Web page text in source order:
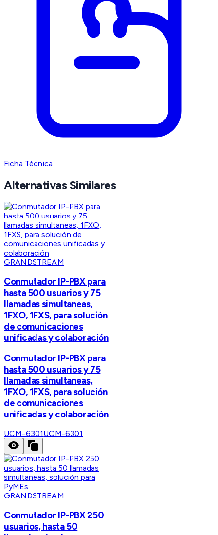
Ficha Técnica
Alternativas Similares
GRANDSTREAM
Conmutador IP-PBX para
hasta 500 usuarios y 75
llamadas simultaneas,
1FXO, 1FXS, para solución
de comunicaciones
unificadas y colaboración
Conmutador IP-PBX para
hasta 500 usuarios y 75
llamadas simultaneas,
1FXO, 1FXS, para solución
de comunicaciones
unificadas y colaboración
UCM-6301UCM-6301
GRANDSTREAM
Conmutador IP-PBX 250
usuarios, hasta 50